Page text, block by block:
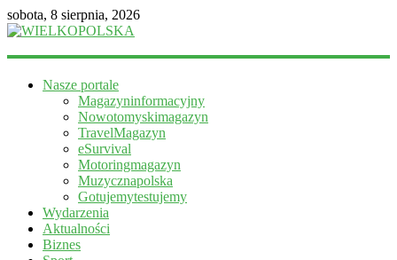
sobota, 8 sierpnia, 2026
WIELKOPOLSKA
informacyjny
Nasze portale
Magazyninformacyjny
Nowotomyskimagazyn
TravelMagazyn
eSurvival
Motoringmagazyn
Muzycznapolska
Gotujemytestujemy
Wydarzenia
Aktualności
Biznes